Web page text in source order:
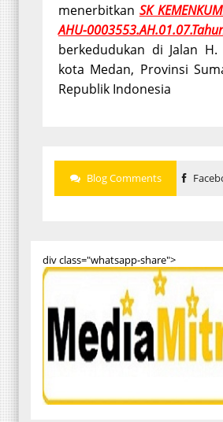
menerbitkan SK
AHU-
berkedudukan di Jalan
kota Medan, Provinsi
Republik Indonesia
Blog Comments
div class="whatsapp-share">